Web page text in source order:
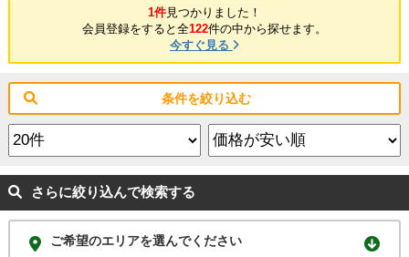
1件見つかりました！
会員登録をすると全122件の中から探せます。
今すぐ見る
条件を絞り込む
さらに絞り込んで検索する
ご希望のエリアを選んでください